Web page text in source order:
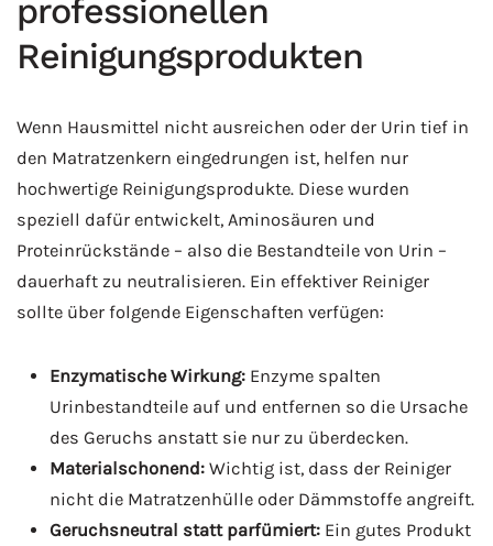
professionellen
Reinigungsprodukten
Wenn Hausmittel nicht ausreichen oder der Urin tief in
den Matratzenkern eingedrungen ist, helfen nur
hochwertige Reinigungsprodukte. Diese wurden
speziell dafür entwickelt, Aminosäuren und
Proteinrückstände – also die Bestandteile von Urin –
dauerhaft zu neutralisieren. Ein effektiver Reiniger
sollte über folgende Eigenschaften verfügen:
Enzymatische Wirkung: Enzyme spalten
Urinbestandteile auf und entfernen so die Ursache
des Geruchs anstatt sie nur zu überdecken.
Materialschonend: Wichtig ist, dass der Reiniger
nicht die Matratzenhülle oder Dämmstoffe angreift.
Geruchsneutral statt parfümiert: Ein gutes Produkt